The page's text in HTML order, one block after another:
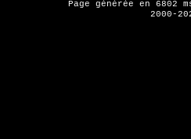
Page générée en 6802
2000-